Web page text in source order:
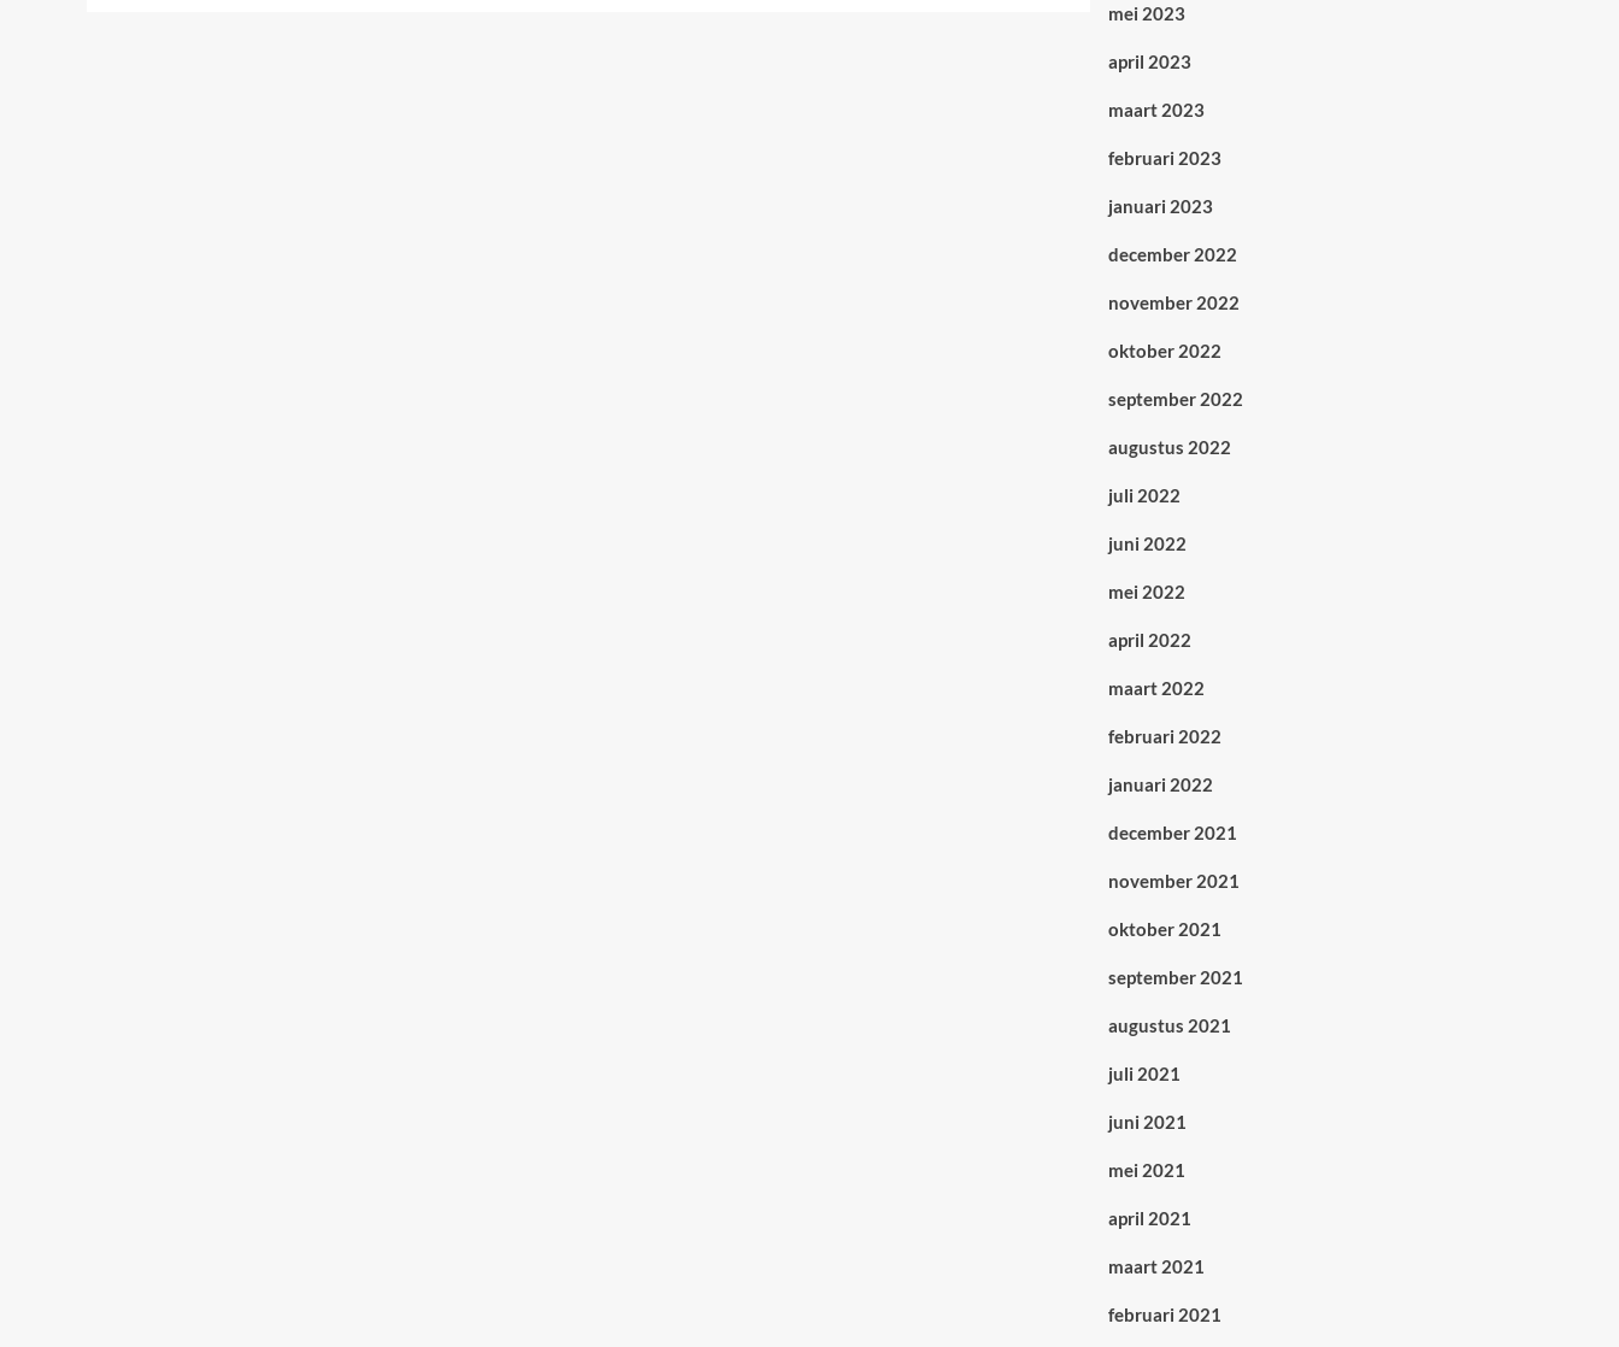
mei 2023
april 2023
maart 2023
februari 2023
januari 2023
december 2022
november 2022
oktober 2022
september 2022
augustus 2022
juli 2022
juni 2022
mei 2022
april 2022
maart 2022
februari 2022
januari 2022
december 2021
november 2021
oktober 2021
september 2021
augustus 2021
juli 2021
juni 2021
mei 2021
april 2021
maart 2021
februari 2021